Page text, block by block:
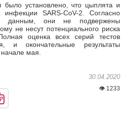
было установлено, что цыплята и
SARS-CoV-2. Согласно
данным, они не подвержены
не несут потенциального риска
оценка всех серий тестов
и окончательные результаты
мая.
30.04.2020
👁 1233